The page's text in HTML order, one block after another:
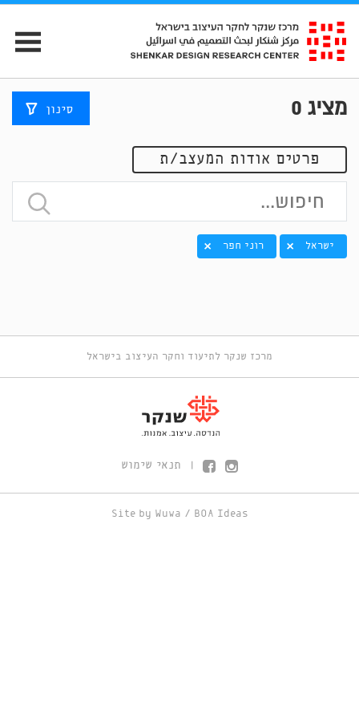
מציג 0 סינון
פרטים אודות המעצב/ת
ישראל רוני חפר
מרכז שנקר לתיעוד וחקר העיצוב בישראל
תנאי שימוש
Site by Wuwa / BOA Ideas